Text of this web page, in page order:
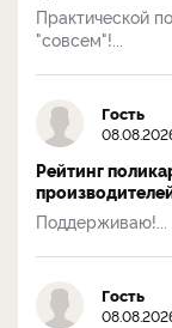
Практической
"совсем"!...
Гость
Рейтинг
Поддерживаю!...
Гость